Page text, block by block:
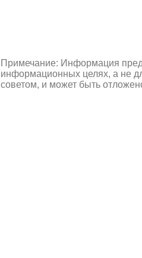
Примечание: Информация
информационных целях, а не
советом, и может быть